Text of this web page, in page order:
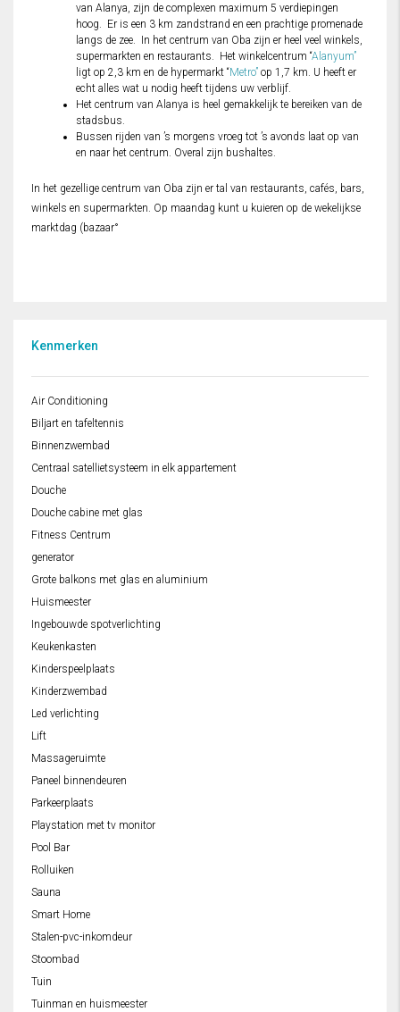
van Alanya, zijn de complexen maximum 5 verdiepingen
hoog. Er is een 3 km zandstrand en een prachtige promenade
langs de zee. In het centrum van Oba zijn er heel veel winkels,
supermarkten en restaurants. Het winkelcentrum “Alanyum”
ligt op 2,3 km en de hypermarkt “Metro” op 1,7 km. U heeft er
echt alles wat u nodig heeft tijdens uw verblijf.
Het centrum van Alanya is heel gemakkelijk te bereiken van de
stadsbus.
Bussen rijden van ’s morgens vroeg tot ’s avonds laat op van
en naar het centrum. Overal zijn bushaltes.
In het gezellige centrum van Oba zijn er tal van restaurants, cafés, bars,
winkels en supermarkten. Op maandag kunt u kuieren op de wekelijkse
marktdag (bazaar°
Kenmerken
Air Conditioning
Biljart en tafeltennis
Binnenzwembad
Centraal satellietsysteem in elk appartement
Douche
Douche cabine met glas
Fitness Centrum
generator
Grote balkons met glas en aluminium
Huismeester
Ingebouwde spotverlichting
Keukenkasten
Kinderspeelplaats
Kinderzwembad
Led verlichting
Lift
Massageruimte
Paneel binnendeuren
Parkeerplaats
Playstation met tv monitor
Pool Bar
Rolluiken
Sauna
Smart Home
Stalen-pvc-inkomdeur
Stoombad
Tuin
Tuinman en huismeester